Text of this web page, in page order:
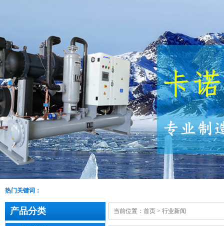
热门关键词：
产品分类 当前位置： 首页 > 行业新闻